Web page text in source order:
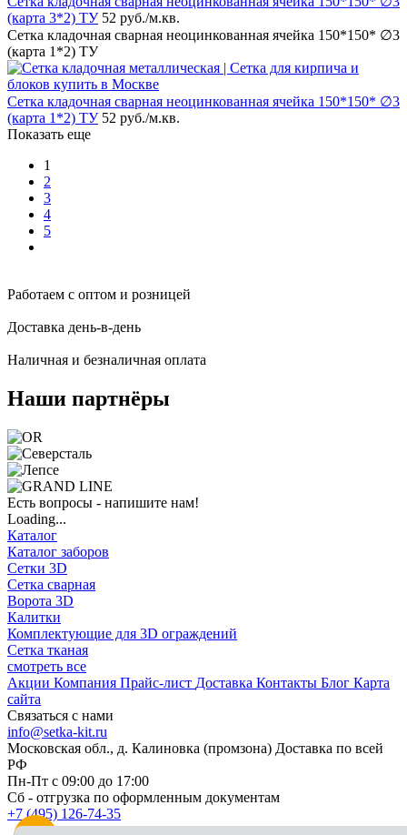
(карта 3*2) ТУ 52 руб./м.кв.
Сетка кладочная сварная неоцинкованная ячейка 150*150* ∅3
(карта 1*2) ТУ
Сетка кладочная сварная неоцинкованная ячейка 150*150* ∅3
(карта 1*2) ТУ 52 руб./м.кв.
Показать еще
1
2
3
4
5
Работаем с оптом и розницей
Доставка день-в-день
Наличная и безналичная оплата
Наши партнёры
Есть вопросы - напишите нам!
Loading...
Каталог
Каталог заборов
Сетки 3D
Сетка сварная
Ворота 3D
Калитки
Комплектующие для 3D ограждений
Сетка тканая
смотреть все
Акции Компания Прайс-лист Доставка Контакты Блог Карта
сайта
Связаться с нами
info@setka-kit.ru
Московская обл., д. Калиновка (промзона) Доставка по всей
РФ
Пн-Пт с 09:00 до 17:00
Сб - отгрузка по оформленным документам
+7 (495) 126-74-35